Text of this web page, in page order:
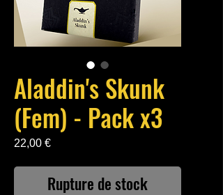
Aladdin's Skunk
(Fem) - Pack x3
22,00 €Prix
Rupture de stock